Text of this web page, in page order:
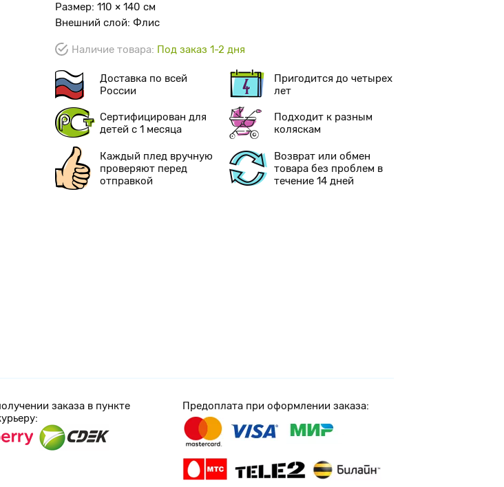
Размер: 110 × 140 см
Внешний слой: Флис
Наличие товара: Под заказ 1-2 дня
Доставка по всей
России
Пригодится до четырех
лет
Сертифицирован для
детей с 1 месяца
Подходит к разным
коляскам
Каждый плед вручную
проверяют перед
отправкой
Возврат или обмен
товара без проблем в
течение 14 дней
заказа в пункте
Предоплата при оформлении заказа: